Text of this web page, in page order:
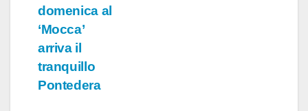
domenica al
‘Mocca’
arriva il
tranquillo
Pontedera